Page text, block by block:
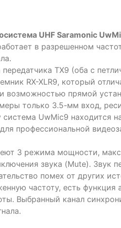
UHF Saramonic
в разрешенном
передатчика TX9 (оба с
RX-XLR9, который
возможностью прямой
только 3.5-мм вход,
система UwMic9 находится
профессиональной
3 режима мощности,
звука (Mute). Звук
помех от других
частоту, есть
Выбранный канал